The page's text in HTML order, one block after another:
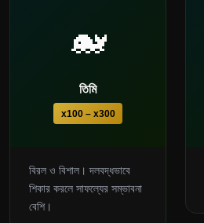
🐋
তিমি
x100 – x300
বিরল ও বিশাল। দলবদ্ধভাবে
শিকার করলে সাফল্যের সম্ভাবনা
বেশি।